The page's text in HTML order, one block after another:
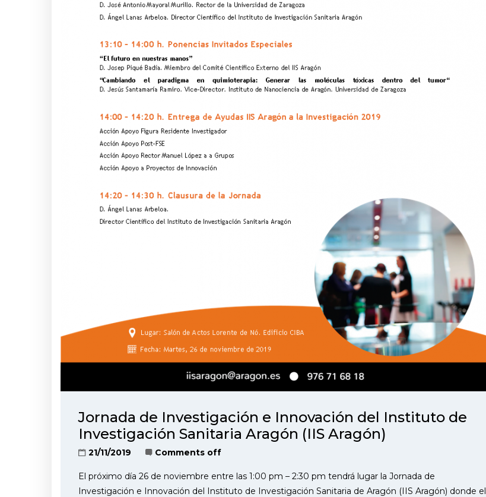
Jornada de Investigación e Innovación del Instituto de
Investigación Sanitaria Aragón (IIS Aragón)
21/11/2019 Comments off
El próximo día 26 de noviembre entre las 1:00 pm – 2:30 pm tendrá lugar la Jornada de
Investigación e Innovación del Instituto de Investigación Sanitaria de Aragón (IIS Aragón) donde el